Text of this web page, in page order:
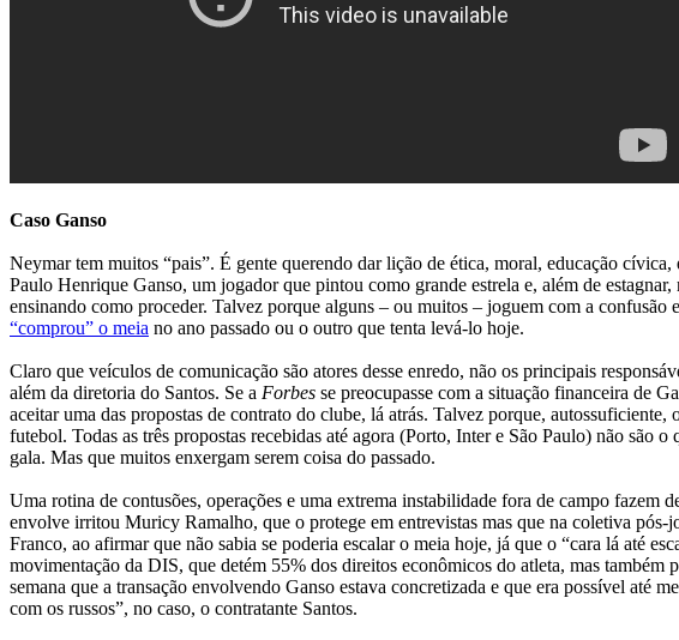
Caso Ganso
Neymar tem muitos “pais”. É gente querendo dar lição de ética, moral, educação
Paulo Henrique Ganso, um jogador que pintou como grande estrela e, além de
ensinando como proceder. Talvez porque alguns – ou muitos – joguem com a
“comprou” o meia no ano passado ou o outro que tenta levá-lo hoje.
Claro que veículos de comunicação são atores desse enredo, não os principais
além da diretoria do Santos. Se a Forbes se preocupasse com a situação financeira de
aceitar uma das propostas de contrato do clube, lá atrás. Talvez porque,
futebol. Todas as três propostas recebidas até agora (Porto, Inter e São Paulo) não são
gala. Mas que muitos enxergam serem coisa do passado.
Uma rotina de contusões, operações e uma extrema instabilidade fora de campo
envolve irritou Muricy Ramalho, que o protege em entrevistas mas que na coletiva
Franco, ao afirmar que não sabia se poderia escalar o meia hoje, já que o “cara lá até
movimentação da DIS, que detém 55% dos direitos econômicos do atleta, mas
semana que a transação envolvendo Ganso estava concretizada e que era possível até
com os russos”, no caso, o contratante Santos.